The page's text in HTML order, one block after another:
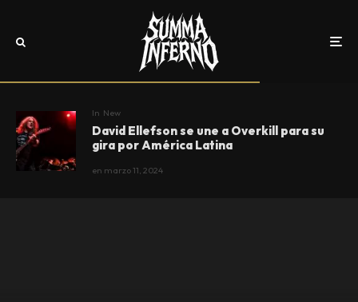
In New
David Ellefson se une a Overkill para su
gira por América Latina
en marzo 11, 2024